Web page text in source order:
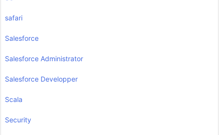
safari
Salesforce
Salesforce Administrator
Salesforce Developper
Scala
Security